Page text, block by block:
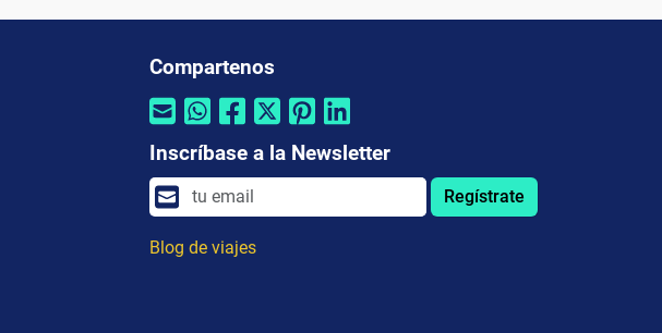
Compartenos
Inscríbase a la Newsletter
Regístrate
Blog de viajes